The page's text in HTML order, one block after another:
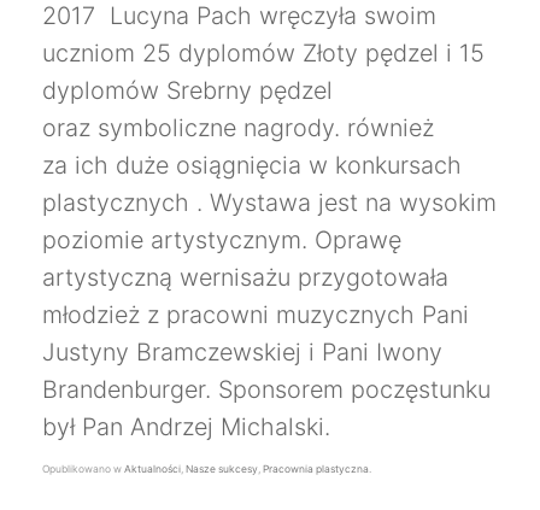
2017 Lucyna Pach wręczyła swoim
uczniom 25 dyplomów Złoty pędzel i 15
dyplomów Srebrny pędzel
oraz symboliczne nagrody. również
za ich duże osiągnięcia w konkursach
plastycznych . Wystawa jest na wysokim
poziomie artystycznym. Oprawę
artystyczną wernisażu przygotowała
młodzież z pracowni muzycznych Pani
Justyny Bramczewskiej i Pani Iwony
Brandenburger. Sponsorem poczęstunku
był Pan Andrzej Michalski.
Opublikowano w Aktualności Nasze sukcesy Pracownia plastyczna